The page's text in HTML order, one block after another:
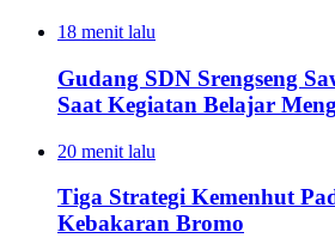
18 menit lalu
Gudang SDN Srengseng
Saat Kegiatan Belajar
20 menit lalu
Tiga Strategi Kemenhut
Kebakaran Bromo